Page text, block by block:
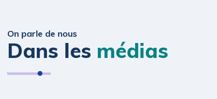
On parle de nous
Dans les médias